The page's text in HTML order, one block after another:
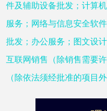
件及辅助设备批发；计算
服务；网络与信息安全软
批发；办公服务；图文设
互联网销售（除销售需要
（除依法须经批准的项目